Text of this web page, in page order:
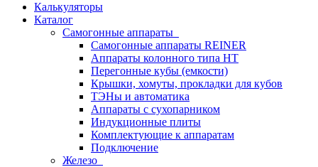
Калькуляторы
Каталог
Самогонные аппараты
Самогонные аппараты REINER
Аппараты колонного типа НТ
Перегонные кубы (емкости)
Крышки, хомуты, прокладки для кубов
ТЭНы и автоматика
Аппараты с сухопарником
Индукционные плиты
Комплектующие к аппаратам
Подключение
Железо